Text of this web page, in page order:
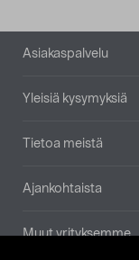
Alatunniste
Asiakaspalvelu
Yleisiä kysymyksiä
Tietoa meistä
Ajankohtaista
Muut yrityksemme